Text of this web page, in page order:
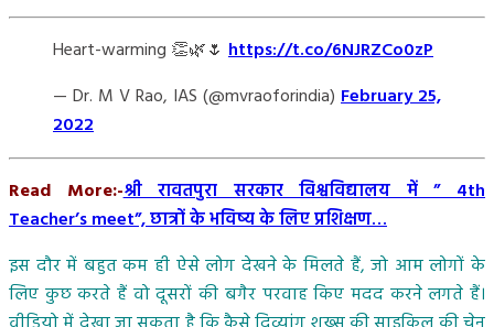
Heart-warming 👏🌿🌷 https://t.co/6NJRZCo0zP
— Dr. M V Rao, IAS (@mvraoforindia) February 25,
2022
Read More:-श्री रावतपुरा सरकार विश्वविद्यालय में ” 4th
Teacher’s meet”, छात्रों के भविष्य के लिए प्रशिक्षण…
इस दौर में बहुत कम ही ऐसे लोग देखने के मिलते हैं, जो आम लोगों के
लिए कुछ करते हैं वो दूसरों की बगैर परवाह किए मदद करने लगते हैं।